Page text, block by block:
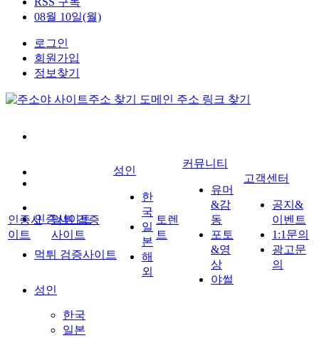
08월 10일(월)
로그인
회원가입
정보찾기
인증사이트
먹튀 검증사이트
성인
한국
일본
인증사
이트
먹튀 검증
사이트
성인
한
국
일
본
해
외
토렌
트
커뮤니티
유머
&감
동
포토
&영
상
야썰
고객센터
공지&
이벤트
1:1문의
광고문
의